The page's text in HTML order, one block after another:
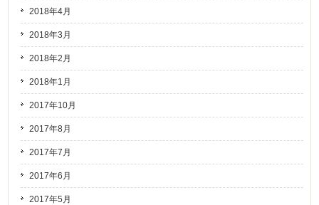
2018年4月
2018年3月
2018年2月
2018年1月
2017年10月
2017年8月
2017年7月
2017年6月
2017年5月